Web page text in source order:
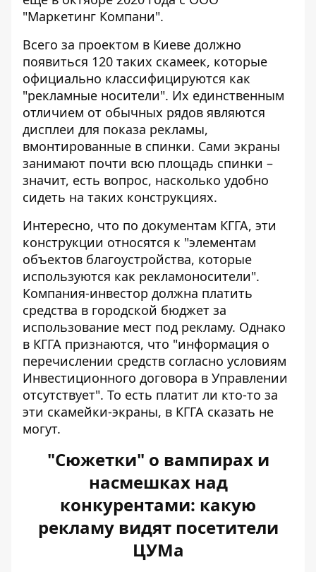
"Маркетинг Компани".
Всего за проектом в Киеве должно
появиться 120 таких скамеек, которые
официально классифицируются как
"рекламные носители". Их единственным
отличием от обычных рядов являются
дисплеи для показа рекламы,
вмонтированные в спинки. Сами экраны
занимают почти всю площадь спинки –
значит, есть вопрос, насколько удобно
сидеть на таких конструкциях.
Интересно, что по документам КГГА, эти
конструкции относятся к "элементам
объектов благоустройства, которые
используются как рекламоносители".
Компания-инвестор должна платить
средства в городской бюджет за
использование мест под рекламу. Однако
в КГГА признаются, что "информация о
перечислении средств согласно условиям
Инвестиционного договора в Управлении
отсутствует". То есть платит ли кто-то за
эти скамейки-экраны, в КГГА сказать не
могут.
"Сюжетки" о вампирах и
насмешках над
конкурентами: какую
рекламу видят посетители
ЦУМа